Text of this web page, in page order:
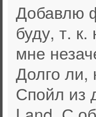
Добавлю
буду, т.
мне
Долго ли,
Спойл из